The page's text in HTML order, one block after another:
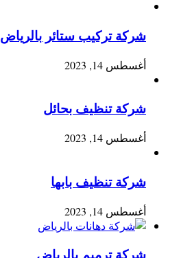
شركة تركيب ستائر بالرياض
أغسطس 14, 2023
شركة تنظيف بحائل
أغسطس 14, 2023
شركة تنظيف بابها
أغسطس 14, 2023